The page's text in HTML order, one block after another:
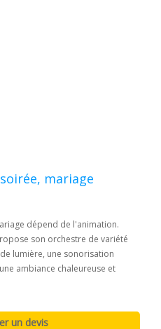
mariage
dépend de l'animation.
son orchestre de variété
lumière, une sonorisation
ambiance chaleureuse et